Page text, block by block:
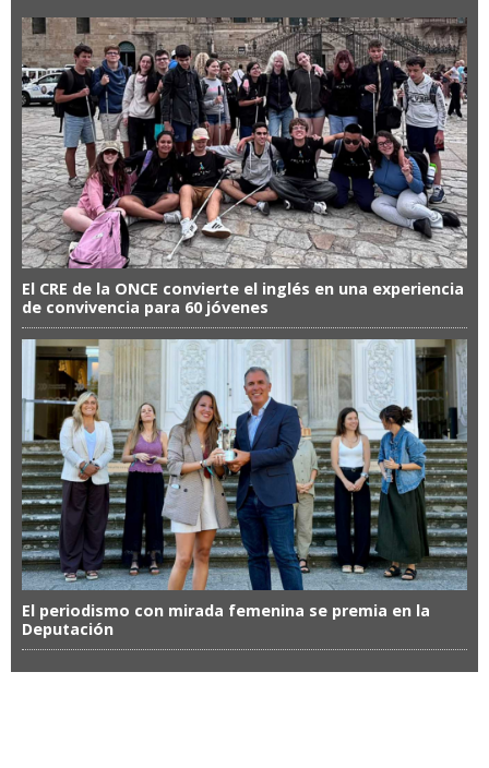
El CRE de la ONCE convierte el inglés en una experiencia
de convivencia para 60 jóvenes
El periodismo con mirada femenina se premia en la
Deputación